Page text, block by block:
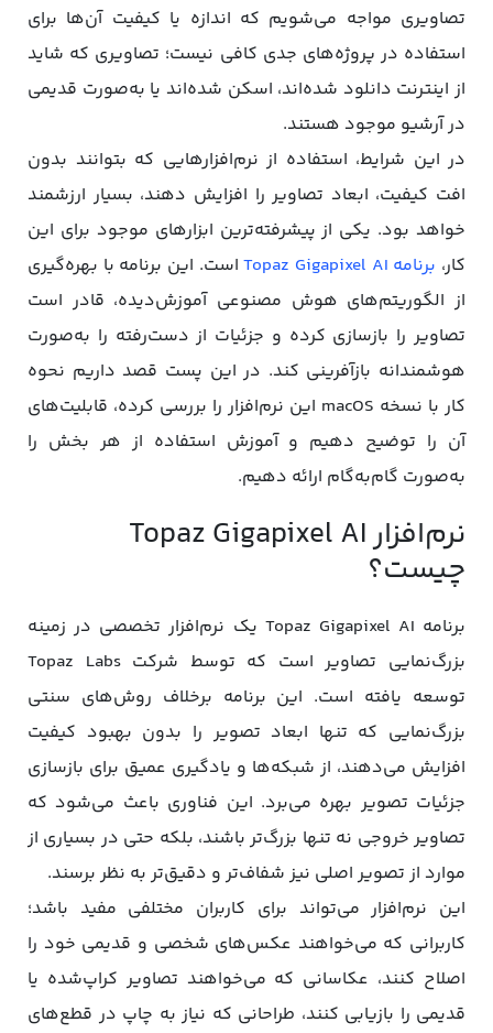
تصاویری مواجه می‌شویم که اندازه یا کیفیت آن‌ها برای
استفاده در پروژه‌های جدی کافی نیست؛ تصاویری که شاید
از اینترنت دانلود شده‌اند، اسکن شده‌اند یا به‌صورت قدیمی
در آرشیو موجود هستند.
در این شرایط، استفاده از نرم‌افزارهایی که بتوانند بدون
افت کیفیت، ابعاد تصاویر را افزایش دهند، بسیار ارزشمند
خواهد بود. یکی از پیشرفته‌ترین ابزارهای موجود برای این
کار، برنامه Topaz Gigapixel AI
است. این برنامه با بهره‌گیری
از الگوریتم‌های هوش مصنوعی آموزش‌دیده، قادر است
تصاویر را بازسازی کرده و جزئیات از دست‌رفته را به‌صورت
هوشمندانه بازآفرینی کند. در این پست قصد داریم نحوه
کار با نسخه macOS این نرم‌افزار را بررسی کرده، قابلیت‌های
آن را توضیح دهیم و آموزش استفاده از هر بخش را
به‌صورت گام‌به‌گام ارائه دهیم.
نرم‌افزار Topaz Gigapixel AI
چیست؟
برنامه Topaz Gigapixel AI یک نرم‌افزار تخصصی در زمینه
بزرگ‌نمایی تصاویر است که توسط شرکت Topaz Labs
توسعه یافته است. این برنامه برخلاف روش‌های سنتی
بزرگ‌نمایی که تنها ابعاد تصویر را بدون بهبود کیفیت
افزایش می‌دهند، از شبکه‌ها و یادگیری عمیق برای بازسازی
جزئیات تصویر بهره می‌برد. این فناوری باعث می‌شود که
تصاویر خروجی نه تنها بزرگ‌تر باشند، بلکه حتی در بسیاری از
موارد از تصویر اصلی نیز شفاف‌تر و دقیق‌تر به نظر برسند.
این نرم‌افزار می‌تواند برای کاربران مختلفی مفید باشد؛
کاربرانی که می‌خواهند عکس‌های شخصی و قدیمی خود را
اصلاح کنند، عکاسانی که می‌خواهند تصاویر کراپ‌شده یا
قدیمی را بازیابی کنند، طراحانی که نیاز به چاپ در قطع‌های